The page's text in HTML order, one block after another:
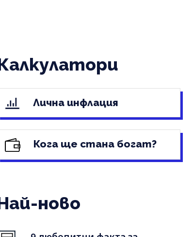
Лична инфлация
Кога ще стана богат?
ново